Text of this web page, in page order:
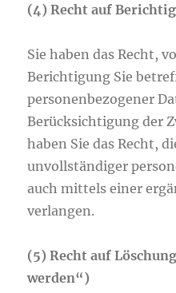
(4) Recht auf
Sie haben das Recht,
Berichtigung Sie
personenbezogener
Berücksichtigung der
haben Sie das Recht,
unvollständiger
auch mittels einer
verlangen.
(5) Recht auf
werden“)